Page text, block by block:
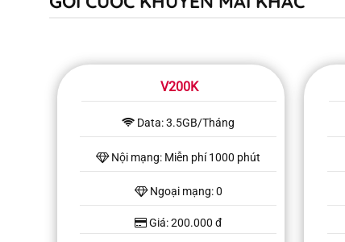
V200K
Data: 3.5GB/Tháng
Nội mạng: Miễn phí 1000 phút
Ngoại mạng: 0
Giá: 200.000 đ